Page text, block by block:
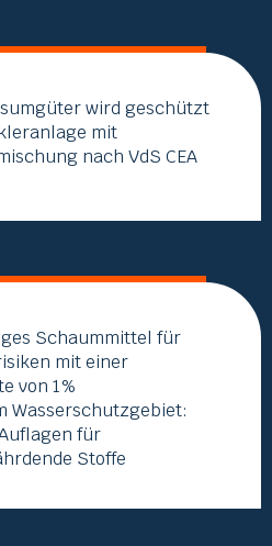
wird geschützt
mit
nach VdS CEA
Schaummittel für
mit einer
von 1%
Wasserschutzgebiet:
für
Stoffe